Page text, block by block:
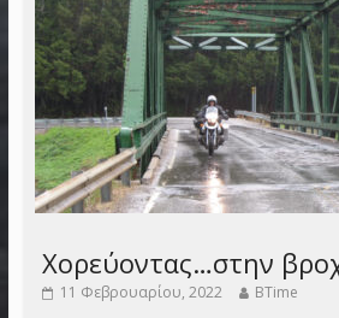
Χορεύοντας…στην
11 Φεβρουαρίου, 2022 BTime